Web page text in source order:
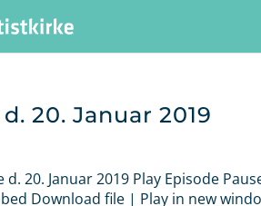
20. Januar 2019
20. Januar 2019 Play Episode
Download file | Play in new